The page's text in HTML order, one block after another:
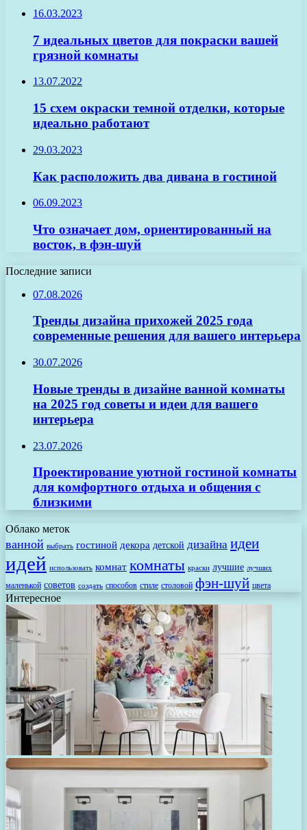
16.03.2023
7 идеальных цветов для покраски вашей
грязной комнаты
13.07.2022
15 схем окраски темной отделки, которые
идеально работают
29.03.2023
Как расположить два дивана в гостиной
06.09.2023
Что означает дом, ориентированный на
восток, в фэн-шуй
Последние записи
07.08.2026
Тренды дизайна прихожей 2025 года
современные решения для вашего интерьера
30.07.2026
Новые тренды в дизайне ванной комнаты
на 2025 год советы и идеи для вашего
интерьера
23.07.2026
Проектирование уютной гостиной комнаты
для комфортного отдыха и общения с
близкими
Облако меток
ванной выбрать гостиной декора детской дизайна идеи
идей использовать комнат комнаты краски лучшие лучших
маленькой советов создать способов стиле столовой фэн-шуй цвета
Интересное